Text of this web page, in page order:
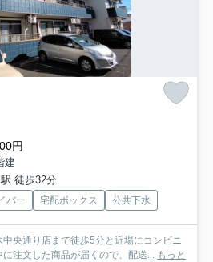
円
建
徒歩32分
バー 宅配ボックス 公共下水
央通り店まで徒歩5分と近場にコンビニ
注文した商品が届くので、配送... もっと